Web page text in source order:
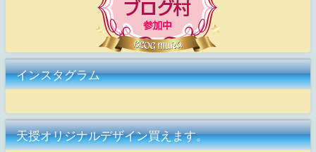
インスタグラム
天授オリジナルデザイン買えます。